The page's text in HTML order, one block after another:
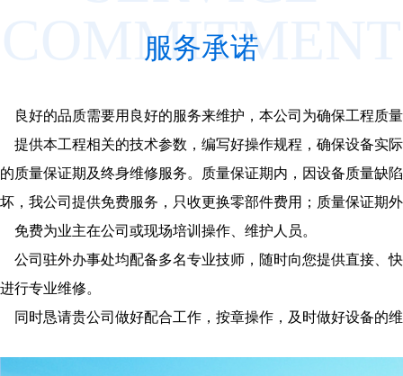
COMMITMENT
服务承诺
良好的品质需要用良好的服务来维护，本公司为确保工程质
提供本工程相关的技术参数，编写好操作规程，确保设备实
的质量保证期及终身维修服务。质量保证期内，因设备质量缺
坏，我公司提供免费服务，只收更换零部件费用；质量保证期
免费为业主在公司或现场培训操作、维护人员。
公司驻外办事处均配备多名专业技师，随时向您提供直接、
进行专业维修。
同时恳请贵公司做好配合工作，按章操作，及时做好设备的